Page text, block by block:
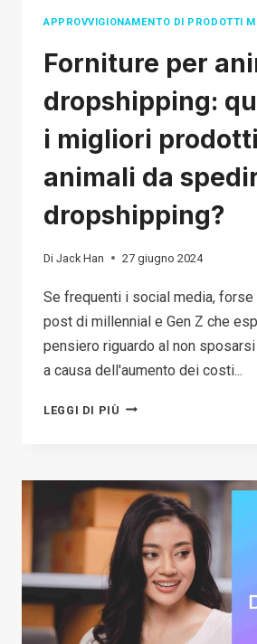
APPROVVIGIONAMENTO DI PRODOTTI
Forniture per
dropshipping:
i migliori
animali da
dropshipping?
Di Jack Han 27 giugno 2024
Se frequenti i social media,
post di millennial e Gen Z che
pensiero riguardo al non
a causa dell'aumento dei costi...
LEGGI DI PIÙ FORNITURE
IN
DROPSHIPPING:
QUALI
SONO
MIGLIORI
PRODOTTI